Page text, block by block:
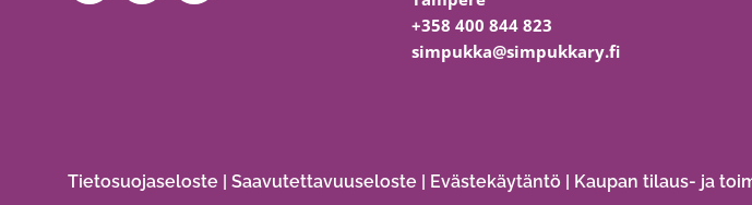
+358 400 844 823
simpukka@simpukkary.fi
Tietosuojaseloste | Saavutettavuuseloste | Evästekäytäntö | Kaupan tilaus- ja